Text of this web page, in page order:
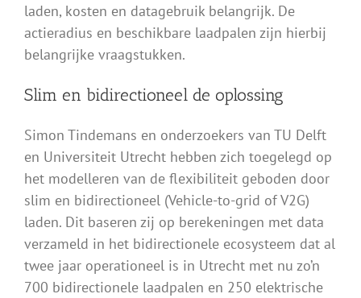
laden, kosten en datagebruik belangrijk. De
actieradius en beschikbare laadpalen zijn hierbij
belangrijke vraagstukken.
Slim en bidirectioneel de oplossing
Simon Tindemans en onderzoekers van TU Delft
en Universiteit Utrecht hebben zich toegelegd op
het modelleren van de flexibiliteit geboden door
slim en bidirectioneel (Vehicle-to-grid of V2G)
laden. Dit baseren zij op berekeningen met data
verzameld in het bidirectionele ecosysteem dat al
twee jaar operationeel is in Utrecht met nu zo’n
700 bidirectionele laadpalen en 250 elektrische